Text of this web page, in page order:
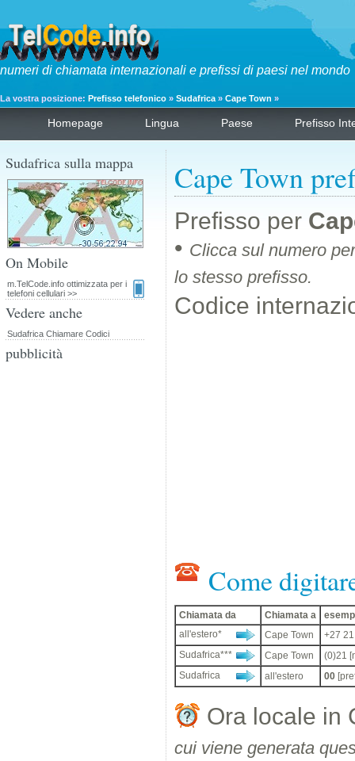
numeri di chiamata internazionali e prefissi di paesi nel mondo
La vostra posizione: Prefisso telefonico » Sudafrica » Cape Town »
Homepage Lingua Paese Prefisso
Cape Town
Prefisso per
• Clicca sul numero
lo stesso prefisso.
Codice
Come
Chiamata da Chiamata a
all'estero*
Cape Town
+27
Sudafrica***
Cape Town
(0)21
Sudafrica
all'estero 00
Ora locale in
cui viene generata
Sudafrica sulla mappa
On Mobile
m.TelCode.info ottimizzata per i
telefoni cellulari >>
Vedere anche
Sudafrica Chiamare Codici
pubblicità